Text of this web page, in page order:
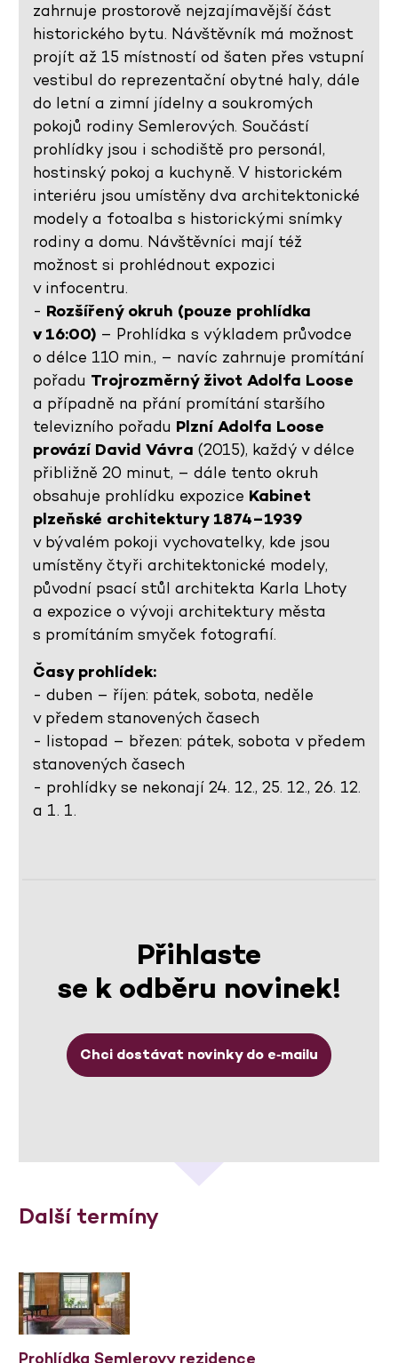
zahrnuje prostorově nejzajímavější část
historického bytu. Návštěvník má možnost
projít až 15 místností od šaten přes vstupní
vestibul do reprezentační obytné haly, dále
do letní a zimní jídelny a soukromých
pokojů rodiny Semlerových. Součástí
prohlídky jsou i schodiště pro personál,
hostinský pokoj a kuchyně. V historickém
interiéru jsou umístěny dva architektonické
modely a fotoalba s historickými snímky
rodiny a domu. Návštěvníci mají též
možnost si prohlédnout expozici
v infocentru.
- Rozšířený okruh (pouze prohlídka
v 16:00) – Prohlídka s výkladem průvodce
o délce 110 min., – navíc zahrnuje promítání
pořadu Trojrozměrný život Adolfa Loose
a případně na přání promítání staršího
televizního pořadu Plzní Adolfa Loose
provází David Vávra (2015), každý v délce
přibližně 20 minut, – dále tento okruh
obsahuje prohlídku expozice Kabinet
plzeňské architektury 1874–1939
v bývalém pokoji vychovatelky, kde jsou
umístěny čtyři architektonické modely,
původní psací stůl architekta Karla Lhoty
a expozice o vývoji architektury města
s promítáním smyček fotografií.
Časy prohlídek:
- duben – říjen: pátek, sobota, neděle
v předem stanovených časech
- listopad – březen: pátek, sobota v předem
stanovených časech
- prohlídky se nekonají 24. 12., 25. 12., 26. 12.
a 1. 1.
Přihlaste
se k odběru novinek!
Chci dostávat novinky do e‑mailu
Další termíny
Prohlídka Semlerovy rezidence